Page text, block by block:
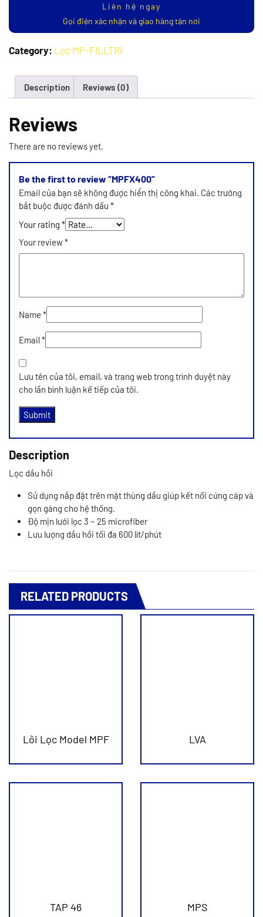
Liên hệ ngay
Gọi điện xác nhận và giao hàng tận nơi
Category: Lọc MP-FILLTRI
Description Reviews (0)
Description
Lọc dầu hồi
Sử dụng nắp đặt trên mặt thùng dầu giúp kết nối cứng cáp và
gọn gàng cho hệ thống.
Độ mịn lưới lọc 3 ~ 25 microfiber
Lưu lượng dầu hồi tối đa 600 lít/phút
Reviews
There are no reviews yet.
Be the first to review “MPFX400”
Email của bạn sẽ không được hiển thị công khai. Các trường
bắt buộc được đánh dấu *
Your rating *
Your review*
Name *
Email*
Lưu tên của tôi, email, và trang web trong trình duyệt này
cho lần bình luận kế tiếp của tôi.
RELATED PRODUCTS
Lõi Lọc Model MPF LVA
TAP 46 MPS